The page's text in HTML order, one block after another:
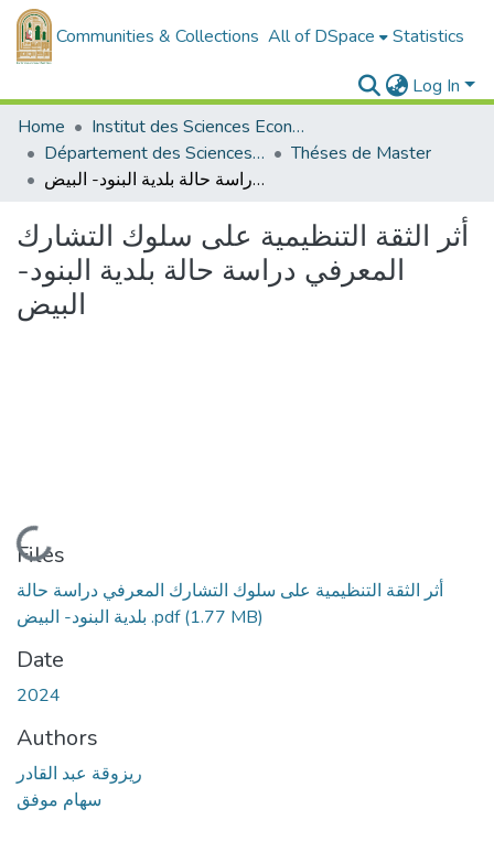
Communities & Collections All of DSpace Statistics
Log In
Home
Institut des Sciences Economiques, Commerciales et des Sciences de Gestion
Département des Sciences de Gestion
Théses de Master
أثر الثقة التنظيمية على سلوك التشارك المعرفي دراسة حالة بلدية البنود- البيض
أثر الثقة التنظيمية على سلوك التشارك
المعرفي دراسة حالة بلدية البنود-
البيض
Loading...
Files
أثر الثقة التنظيمية على سلوك التشارك المعرفي دراسة حالة
بلدية البنود- البيض .pdf(1.77 MB)
Date
2024
Authors
ريزوقة عبد القادر
سهام موفق